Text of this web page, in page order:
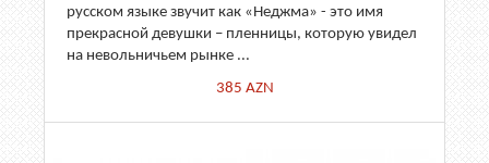
русском языке звучит как «Неджма» - это имя
прекрасной девушки – пленницы, которую увидел
на невольничьем рынке ...
385 AZN